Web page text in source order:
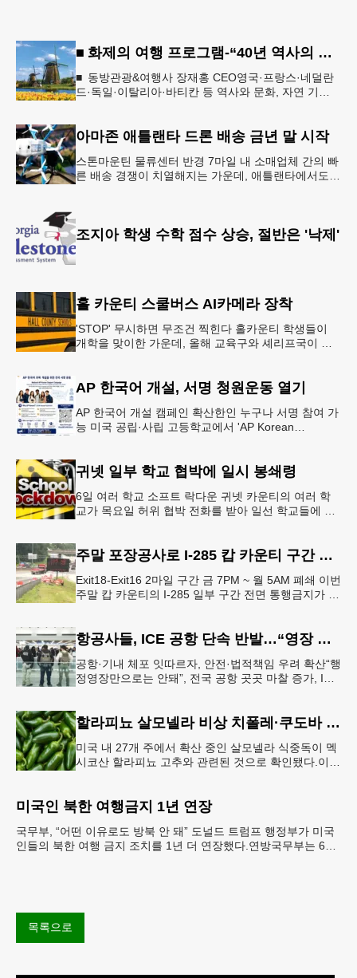
■ 화제의 여행 프로그램-“40년 역사의 신뢰… 서유럽 8개국 13일 대장정”
■ 동방관광&여행사 장재홍 CEO영국·프랑스·네덜란
드·독일·이탈리아·바티칸 등 역사와 문화, 자연 기
아마존 애틀랜타 드론 배송 금년 말 시작
스톤마운틴 물류센터 반경 7마일 내 소매업체 간의 빠
른 배송 경쟁이 치열해지는 가운데, 애틀랜타에서도
조지아 학생 수학 점수 상승, 절반은 '낙제'
홀 카운티 스쿨버스 AI카메라 장착
'STOP' 무시하면 무조건 찍힌다 홀카운티 학생들이
개학을 맞이한 가운데, 올해 교육구와 셰리프국이 학
AP 한국어 개설, 서명 청원운동 열기
AP 한국어 개설 캠페인 확산한인 누구나 서명 참여 가
능 미국 공립·사립 고등학교에서 'AP Korean
귀넷 일부 학교 협박에 일시 봉쇄령
6일 여러 학교 소프트 락다운 귀넷 카운티의 여러 학
교가 목요일 허위 협박 전화를 받아 일선 학교들에 일
주말 포장공사로 I-285 캅 카운티 구간 통행금지
Exit18-Exit16 2마일 구간 금 7PM ~ 월 5AM 폐쇄 이번
주말 캅 카운티의 I-285 일부 구간 전면 통행금지가 시
항공사들, ICE 공항 단속 반발…“영장 없인 협조 불가”
공항·기내 체포 잇따르자, 안전·법적책임 우려 확산“행
정영장만으로는 안돼”, 전국 공항 곳곳 마찰 증가, ICE
할라피뇨 살모넬라 비상 치폴레·쿠도바 긴급 회수
미국 내 27개 주에서 확산 중인 살모넬라 식중독이 멕
시코산 할라피뇨 고추와 관련된 것으로 확인됐다.이에
미국인 북한 여행금지 1년 연장
국무부, “어떤 이유로도 방북 안 돼” 도널드 트럼프 행정부가 미국
인들의 북한 여행 금지 조치를 1년 더 연장했다.연방국무부는 6일
목록으로